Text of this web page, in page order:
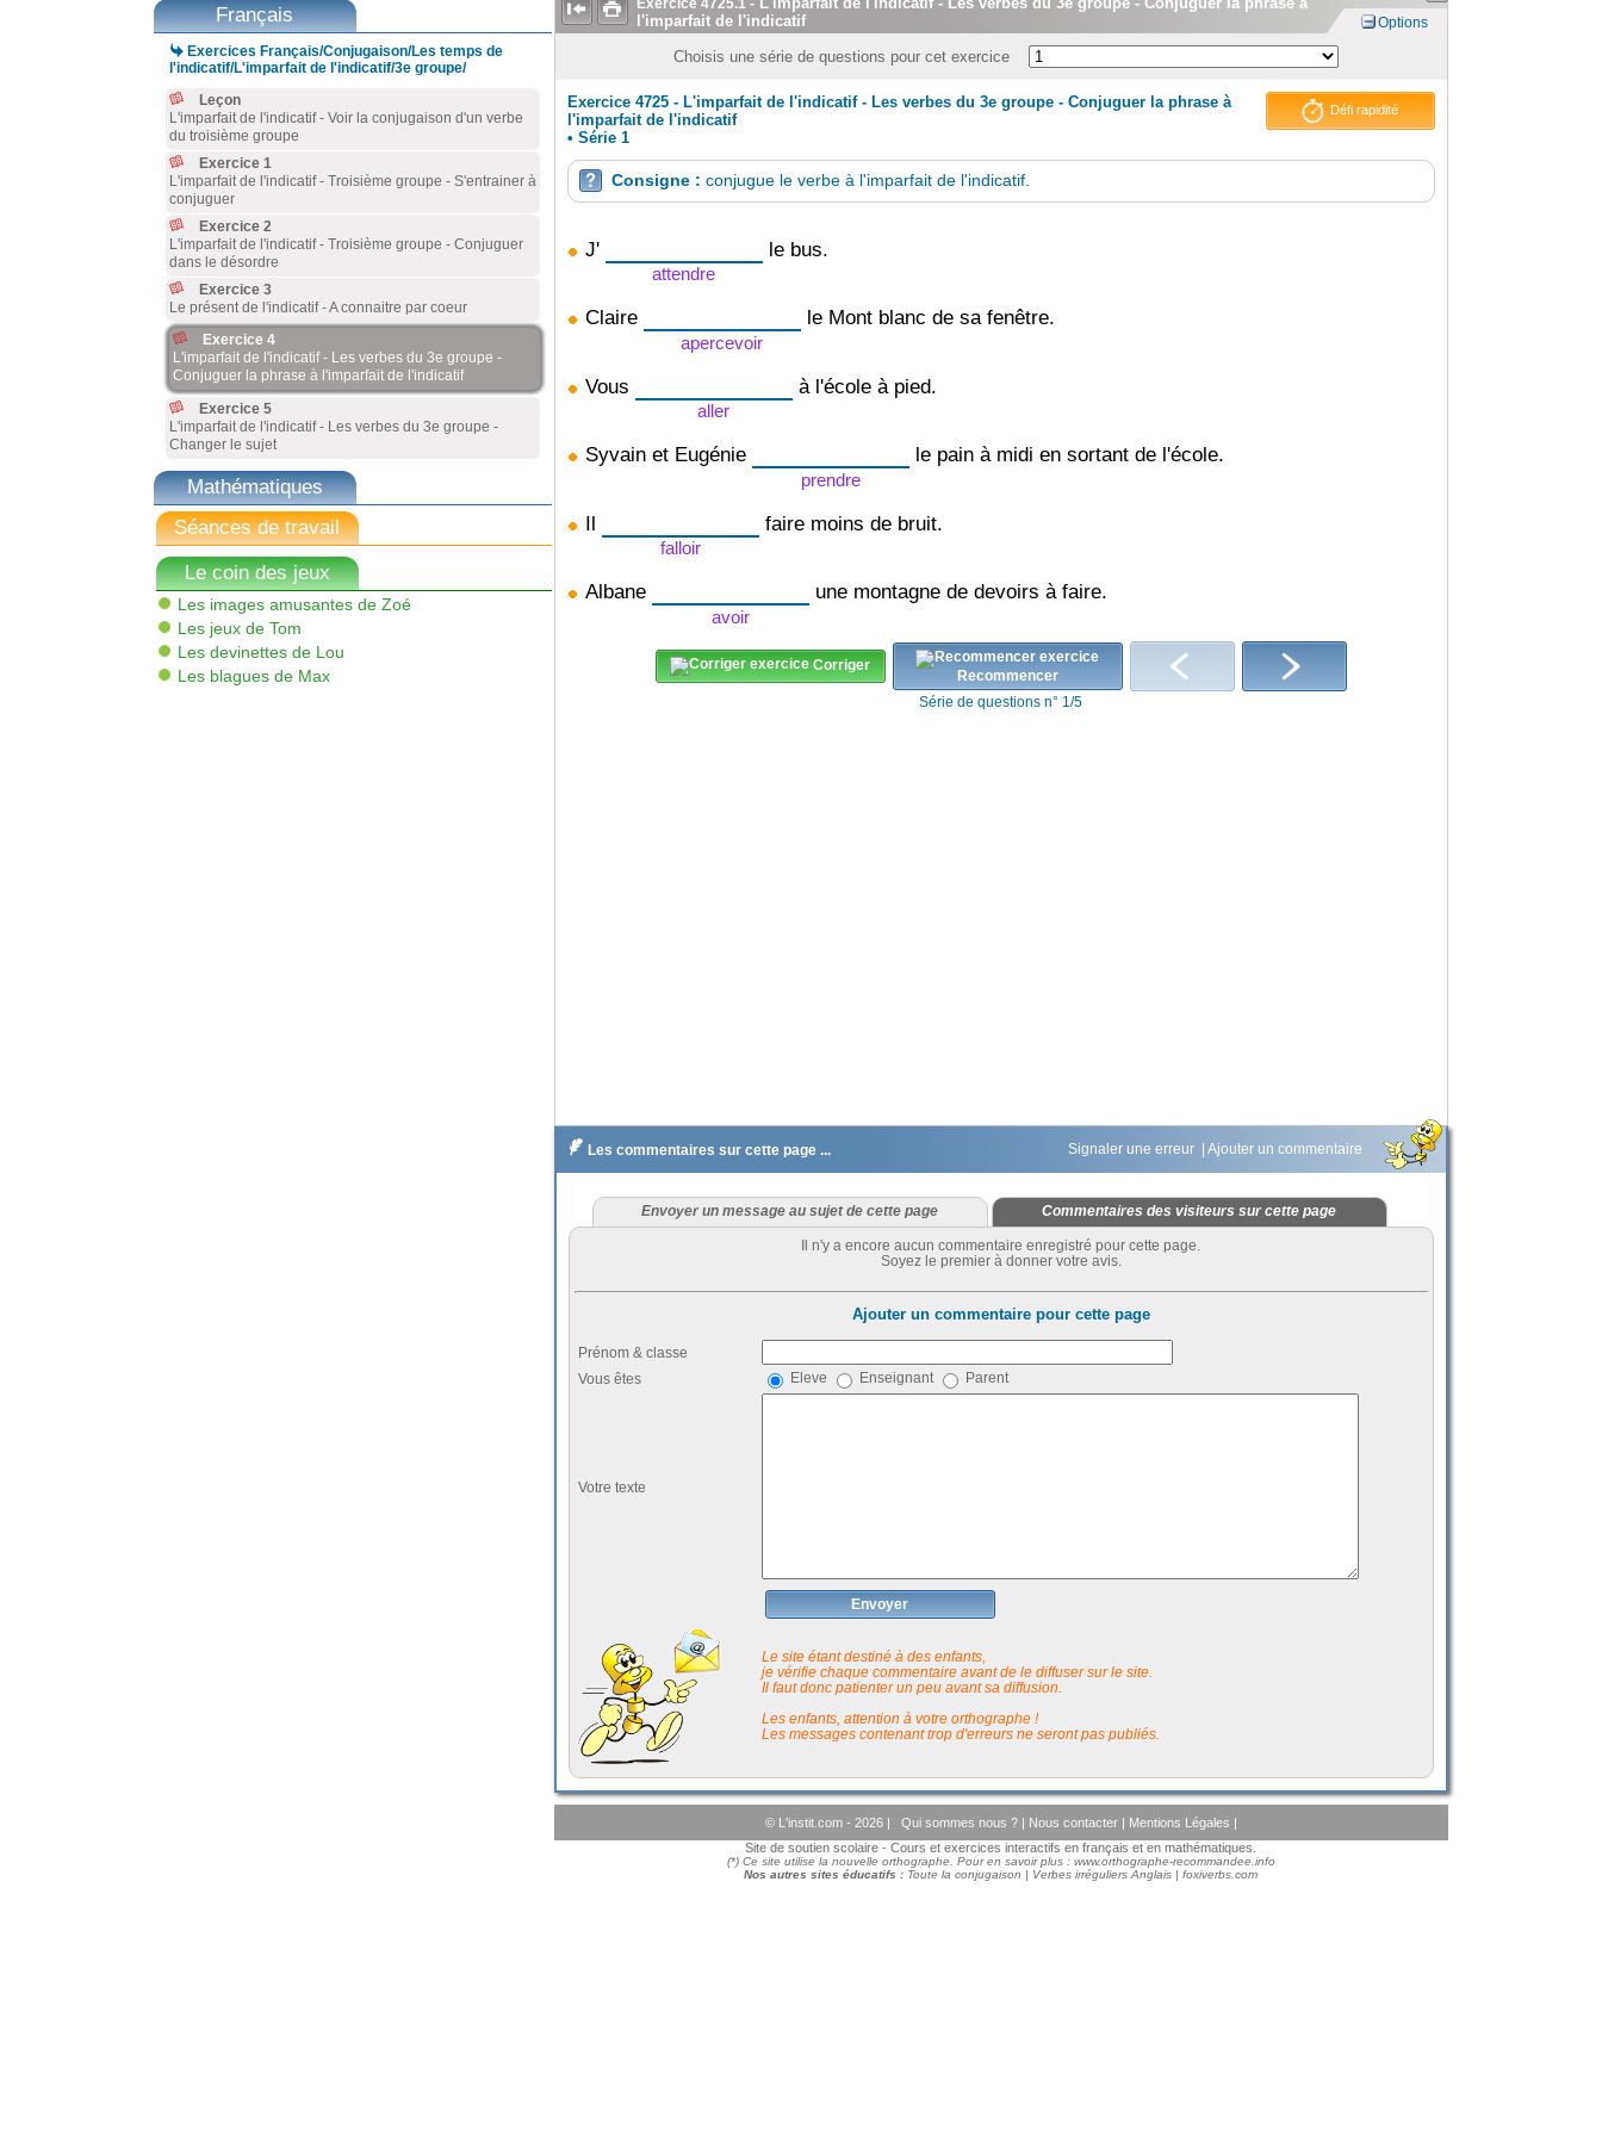
Français
 Exercices Français/Conjugaison/Les temps de
l'indicatif/L'imparfait de l'indicatif/3e groupe/
Leçon
L'imparfait de l'indicatif - Voir la conjugaison d'un verbe
du troisième groupe
Exercice 1
L'imparfait de l'indicatif - Troisième groupe - S'entrainer à
conjuguer
Exercice 2
L'imparfait de l'indicatif - Troisième groupe - Conjuguer
dans le désordre
Exercice 3
Le présent de l'indicatif - A connaitre par coeur
Exercice 4
L'imparfait de l'indicatif - Les verbes du 3e groupe -
Conjuguer la phrase à l'imparfait de l'indicatif
Exercice 5
L'imparfait de l'indicatif - Les verbes du 3e groupe -
Changer le sujet
Mathématiques
Séances de travail
Le coin des jeux
Les images amusantes de Zoé
Les jeux de Tom
Les devinettes de Lou
Les blagues de Max
  Exercice 4725.1-
l'imparfait de l'indicatif
Options
Choisis une série de questions pour cet exercice
Défi rapidité
Exercice 4725 - L'imparfait de l'indicatif - Les verbes du 3e groupe - Conjuguer la phrase à
l'imparfait de l'indicatif
• Série 1
 Consigne : conjugue le verbe à l'imparfait de l'indicatif.
J'
attendre
le bus.
Claire
apercevoir
le Mont blanc de sa fenêtre.
Vous
aller
à l'école à pied.
Syvain et Eugénie
prendre
le pain à midi en sortant de l'école.
Il
falloir
faire moins de bruit.
Albane
avoir
une montagne de devoirs à faire.
Corriger
Recommencer
Série de questions n° 1/5
 Les commentaires sur cette page ... Signaler une erreur | Ajouter un commentaire
Envoyer un message au sujet de cette page Commentaires des visiteurs sur cette page
Il n'y a encore aucun commentaire enregistré pour cette page.
Soyez le premier à donner votre avis.
Ajouter un commentaire pour cette page
Prénom & classe
Vous êtes
Eleve Enseignant Parent
Votre texte
Envoyer
Le site étant destiné à des enfants,
je vérifie chaque commentaire avant de le diffuser sur le site.
Il faut donc patienter un peu avant sa diffusion.
Les enfants, attention à votre orthographe !
Les messages contenant trop d'erreurs ne seront pas publiés.
© L'instit.com - 2026 | Qui sommes nous ? | Nous contacter | Mentions Légales |
Site de soutien scolaire - Cours et exercices interactifs en français et en mathématiques.
(*) Ce site utilise la nouvelle orthographe. Pour en savoir plus : www.orthographe-recommandee.info
Nos autres sites éducatifs : Toute la conjugaison | Verbes irréguliers Anglais | foxiverbs.com